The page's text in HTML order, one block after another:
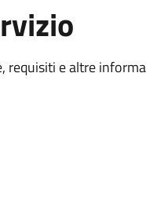
requisiti e altre